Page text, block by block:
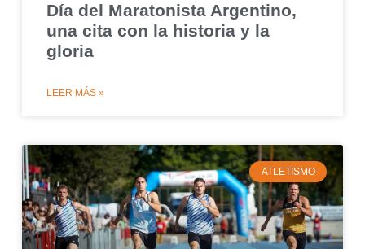
Día del Maratonista Argentino,
una cita con la historia y la
gloria
LEER MÁS »
ATLETISMO